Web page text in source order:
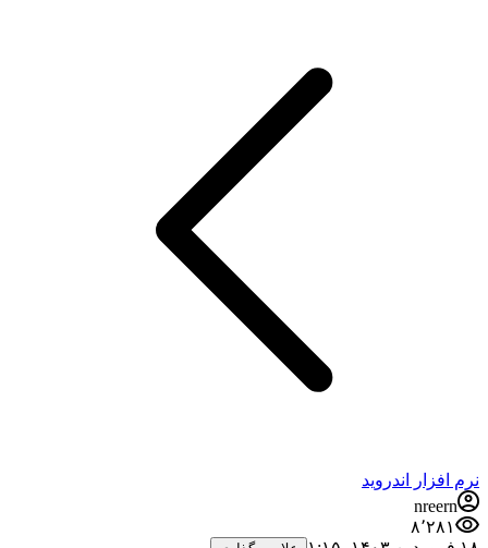
نرم افزار اندروید
nreern
۸٬۲۸۱